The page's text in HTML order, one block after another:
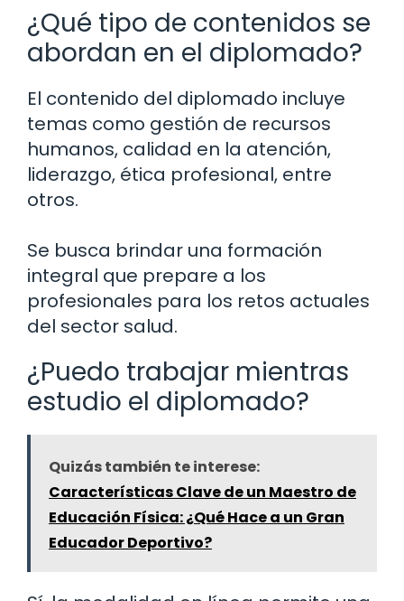
¿Qué tipo de contenidos se
abordan en el diplomado?
El contenido del diplomado incluye
temas como gestión de recursos
humanos, calidad en la atención,
liderazgo, ética profesional, entre
otros.
Se busca brindar una formación
integral que prepare a los
profesionales para los retos actuales
del sector salud.
¿Puedo trabajar mientras
estudio el diplomado?
Quizás también te interese:
Características Clave de un Maestro de
Educación Física: ¿Qué Hace a un Gran
Educador Deportivo?